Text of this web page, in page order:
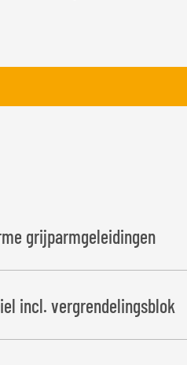
grijparmgeleidingen
incl. vergrendelingsblok